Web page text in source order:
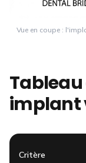
Vue en coupe :
implant
Critère